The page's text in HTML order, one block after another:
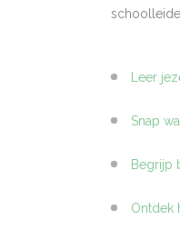
Leer
Snap
Begrijp
Ontdek